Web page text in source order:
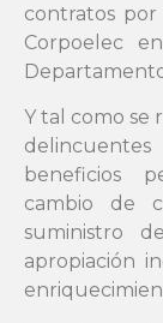
contratos
Corpoelec
Y tal como se
beneficios
cambio de
suministro
apropiación